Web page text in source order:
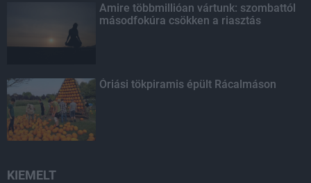
Amire többmillióan vártunk: szombattól
másodfokúra csökken a riasztás
Óriási tökpiramis épült Rácalmáson
KIEMELT